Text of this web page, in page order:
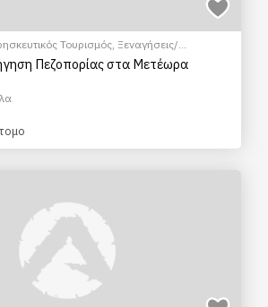
Τουρισμός, Ξεναγήσεις/
Πεζοπορίας στα Μετέωρα